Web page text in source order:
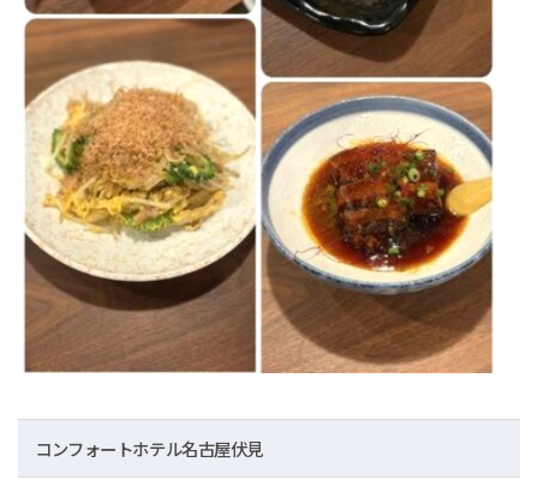
コンフォートホテル名古屋伏見